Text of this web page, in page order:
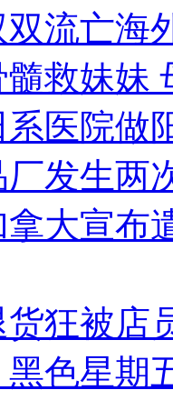
流亡海
救妹妹
医院做
发生两
拿大宣
狂被店
色星期